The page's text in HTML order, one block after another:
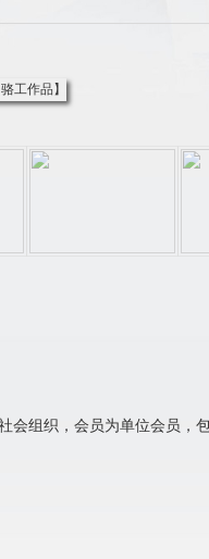
组织，会员为单位会员，